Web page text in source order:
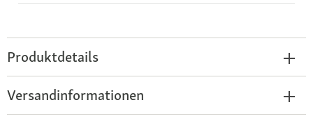
Produktdetails
Versandinformationen